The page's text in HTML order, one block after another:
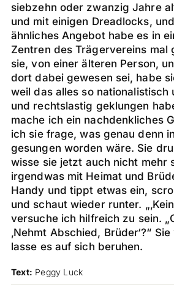
siebzehn oder zwanzig Jahre
und mit einigen Dreadlocks,
ähnliches Angebot habe es in
Zentren des Trägervereins mal
sie, von einer älteren Person,
dort dabei gewesen sei, habe
weil das alles so nationalistisch
und rechtslastig geklungen
mache ich ein nachdenkliches
ich sie frage, was genau denn
gesungen worden wäre. Sie
wisse sie jetzt auch nicht mehr
irgendwas mit Heimat und
Handy und tippt etwas ein,
und schaut wieder runter.
versuche ich hilfreich zu sein.
‚Nehmt Abschied, Brüder‘?“
lasse es auf sich beruhen.
Text: Peggy Luck